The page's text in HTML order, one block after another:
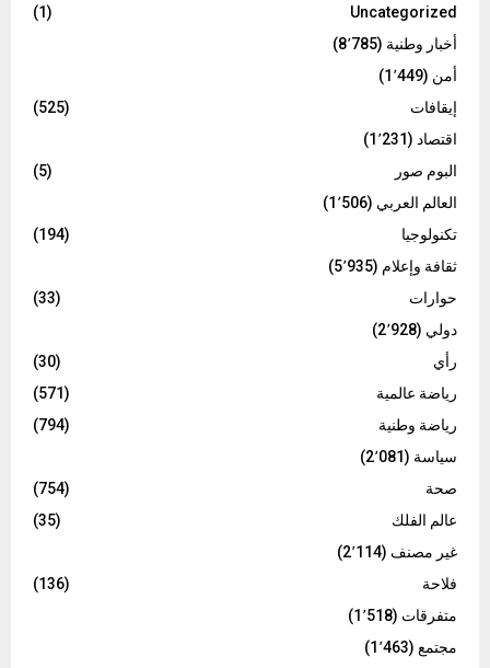
Uncategorized
(1)
أخبار وطنية (8٬785)
أمن (1٬449)
إيقافات
(525)
اقتصاد (1٬231)
البوم صور
(5)
العالم العربي (1٬506)
تكنولوجيا
(194)
ثقافة وإعلام (5٬935)
حوارات
(33)
دولي (2٬928)
رأي
(30)
رياضة عالمية
(571)
رياضة وطنية
(794)
سياسة (2٬081)
صحة
(754)
عالم الفلك
(35)
غير مصنف (2٬114)
فلاحة
(136)
متفرقات (1٬518)
مجتمع (1٬463)